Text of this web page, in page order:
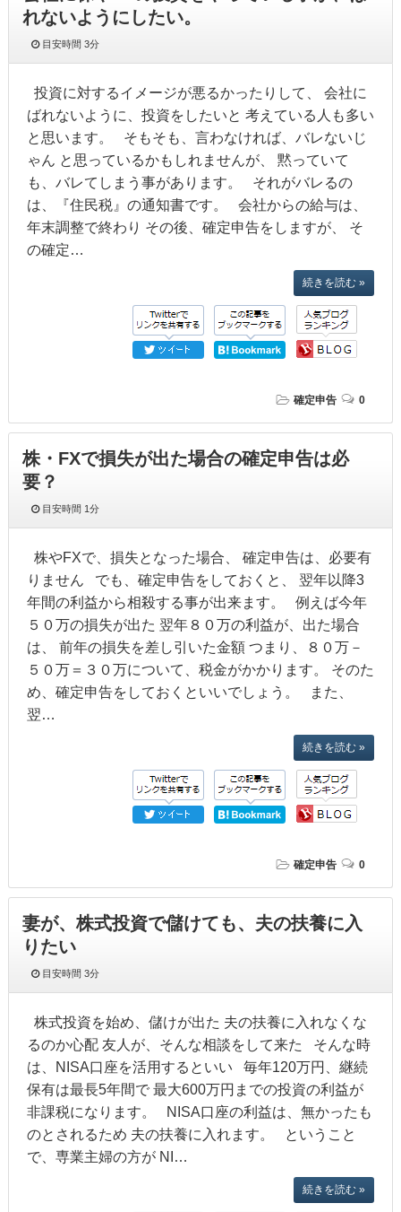
れないようにしたい。
目安時間3分
投資に対するイメージが悪るかったりして、 会社に
ばれないように、投資をしたいと 考えている人も多い
と思います。 そもそも、言わなければ、バレないじ
ゃん と思っているかもしれませんが、 黙っていて
も、バレてしまう事があります。 それがバレるの
は、『住民税』の通知書です。 会社からの給与は、
年末調整で終わり その後、確定申告をしますが、 そ
の確定…
続きを読む »
確定申告 0
株・FXで損失が出た場合の確定申告は必
要？
目安時間 1分
株やFXで、損失となった場合、 確定申告は、必要有
りません でも、確定申告をしておくと、 翌年以降3
年間の利益から相殺する事が出来ます。 例えば今年
５０万の損失が出た 翌年８０万の利益が、出た場合
は、 前年の損失を差し引いた金額 つまり、８０万－
５０万＝３０万について、税金がかかります。 そのた
め、確定申告をしておくといいでしょう。 また、
翌…
続きを読む »
確定申告 0
妻が、株式投資で儲けても、夫の扶養に入
りたい
目安時間3分
株式投資を始め、儲けが出た 夫の扶養に入れなくな
るのか心配 友人が、そんな相談をして来た そんな時
は、NISA口座を活用するといい 毎年120万円、継続
保有は最長5年間で 最大600万円までの投資の利益が
非課税になります。 NISA口座の利益は、無かったも
のとされるため 夫の扶養に入れます。 ということ
で、専業主婦の方が NI…
続きを読む »